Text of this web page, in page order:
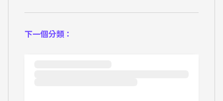
下一個分類：